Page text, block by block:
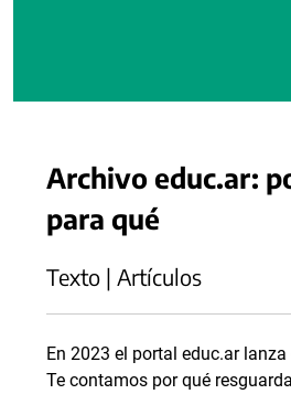
Archivo educ.ar:
para qué
Texto | Artículos
En 2023 el portal educ.ar
Te contamos por qué